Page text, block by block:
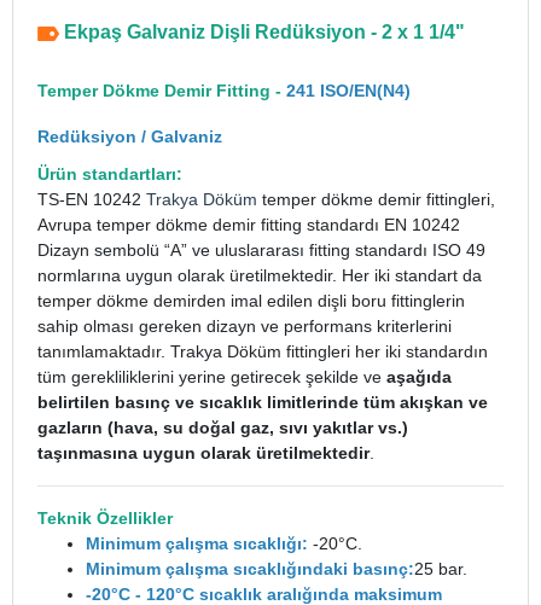
Ekpaş Galvaniz Dişli Redüksiyon - 2 x 1 1/4"
Temper Dökme Demir Fitting - 241 ISO/EN(N4)
Redüksiyon / Galvaniz
Ürün standartları:
TS-EN 10242 Trakya Döküm temper dökme demir fittingleri,
Avrupa temper dökme demir fitting standardı EN 10242
Dizayn sembolü “A” ve uluslararası fitting standardı ISO 49
normlarına uygun olarak üretilmektedir. Her iki standart da
temper dökme demirden imal edilen dişli boru fittinglerin
sahip olması gereken dizayn ve performans kriterlerini
tanımlamaktadır. Trakya Döküm fittingleri her iki standardın
tüm gerekliliklerini yerine getirecek şekilde ve aşağıda
belirtilen basınç ve sıcaklık limitlerinde tüm akışkan ve
gazların (hava, su doğal gaz, sıvı yakıtlar vs.)
taşınmasına uygun olarak üretilmektedir.
Teknik Özellikler
Minimum çalışma sıcaklığı: -20°C.
Minimum çalışma sıcaklığındaki basınç:25 bar.
-20°C - 120°C sıcaklık aralığında maksimum